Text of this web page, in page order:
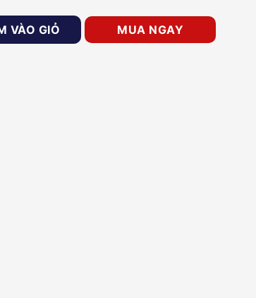
HIKVISION DS-KABV6113-RS số lượng
VÀO GIỎ MUA NGAY